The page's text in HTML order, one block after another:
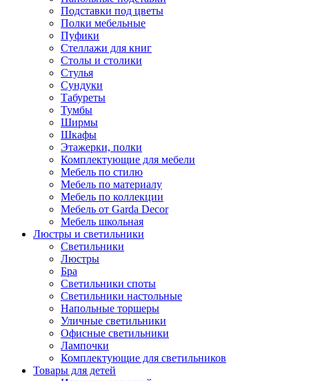
Подставки под цветы
Полки мебельные
Пуфики
Стеллажи для книг
Столы и столики
Стулья
Сундуки
Табуреты
Тумбы
Ширмы
Шкафы
Этажерки, полки
Комплектующие для мебели
Мебель по стилю
Мебель по материалу
Мебель по коллекции
Мебель от Garda Decor
Мебель школьная
Люстры и светильники
Светильники
Люстры
Бра
Светильники споты
Светильники настольные
Напольные торшеры
Уличные светильники
Офисные светильники
Лампочки
Комплектующие для светильников
Товары для детей